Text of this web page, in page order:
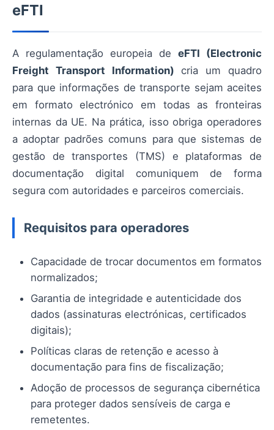
eFTI
A regulamentação europeia de eFTI (Electronic
Freight Transport Information) cria um quadro
para que informações de transporte sejam aceites
em formato electrónico em todas as fronteiras
internas da UE. Na prática, isso obriga operadores
a adoptar padrões comuns para que sistemas de
gestão de transportes (TMS) e plataformas de
documentação digital comuniquem de forma
segura com autoridades e parceiros comerciais.
Requisitos para operadores
Capacidade de trocar documentos em formatos
normalizados;
Garantia de integridade e autenticidade dos
dados (assinaturas electrónicas, certificados
digitais);
Políticas claras de retenção e acesso à
documentação para fins de fiscalização;
Adoção de processos de segurança cibernética
para proteger dados sensíveis de carga e
remetentes.